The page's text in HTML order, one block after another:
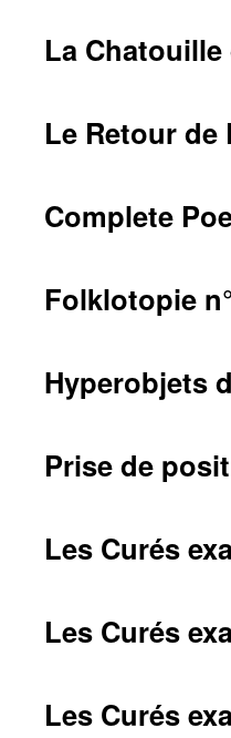
La
Le Retour de
Complete
Folklotopie
Hyperobjets
Prise de
Les Curés
Les Curés
Les Curés